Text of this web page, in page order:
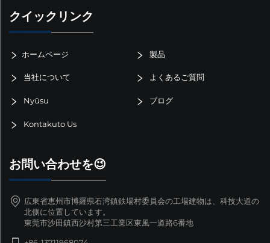
クイックリンク
ホームページ 製品
当社について よくあるご質問
Nyūsu ブログ
Kontakuto Us
お問い合わせを😉
広東省恵州市博羅県石湾鎮鉄場村委員会の工場建物は、科技大道の
北側に位置しています。
東莞市沙田鎮西沙村第三工業区東風一道路6番地